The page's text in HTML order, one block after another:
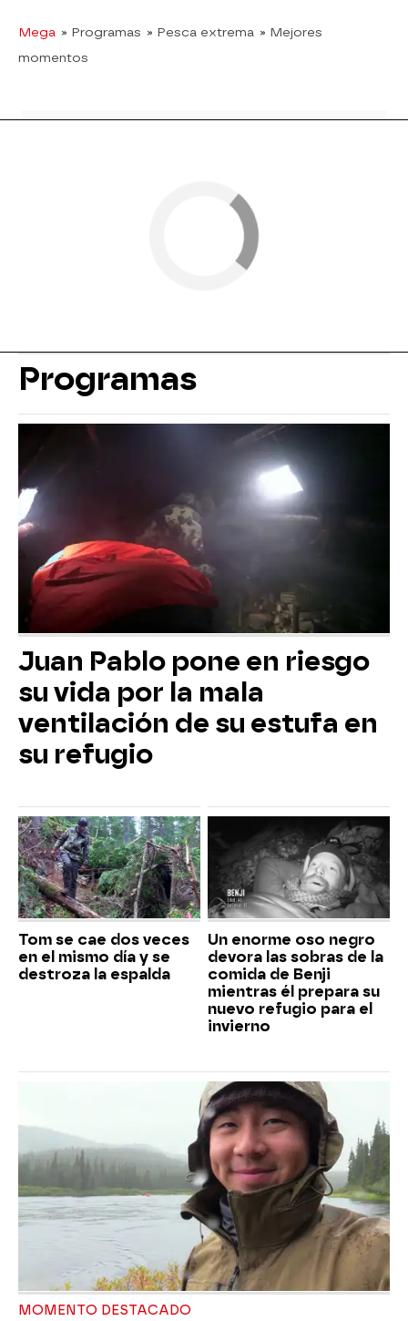
Mega » Programas » Pesca extrema » Mejores
momentos
Programas
Juan Pablo pone en riesgo
su vida por la mala
ventilación de su estufa en
su refugio
Tom se cae dos veces
en el mismo día y se
destroza la espalda
Un enorme oso negro
devora las sobras de la
comida de Benji
mientras él prepara su
nuevo refugio para el
invierno
MOMENTO DESTACADO